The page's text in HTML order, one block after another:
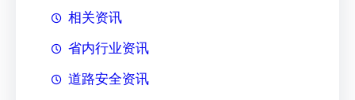
相关资讯
省内行业资讯
道路安全资讯